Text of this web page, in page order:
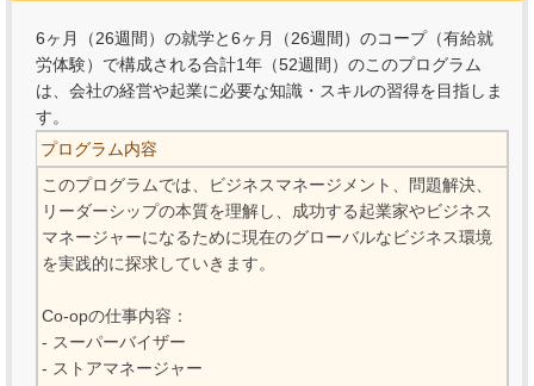
6ヶ月（26週間）の就学と6ヶ月（26週間）のコープ（有給就
労体験）で構成される合計1年（52週間）のこのプログラム
は、会社の経営や起業に必要な知識・スキルの習得を目指しま
す。
プログラム内容
このプログラムでは、ビジネスマネージメント、問題解決、
リーダーシップの本質を理解し、成功する起業家やビジネス
マネージャーになるために現在のグローバルなビジネス環境
を実践的に探求していきます。
Co-opの仕事内容：
- スーパーバイザー
- ストアマネージャー